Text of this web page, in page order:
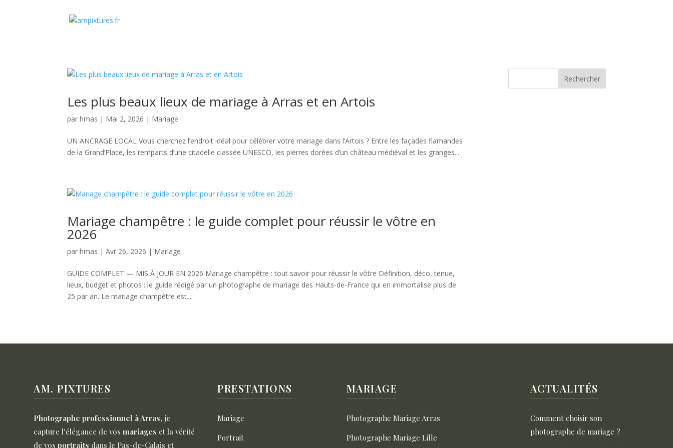
Espace client
Les plus beaux lieux de mariage à Arras et en Artois
parhmas | Mai 2, 2026 | Mariage
UN ANCRAGE LOCAL Vous cherchez l’endroit idéal pour célébrer votre mariage dans l’Artois ? Entre les façades flamandes
de la Grand’Place, les remparts d’une citadelle classée UNESCO, les pierres dorées d’un château médiéval et les granges...
Mariage champêtre : le guide complet pour réussir le vôtre en
2026
parhmas |Avr 26, 2026 | Mariage
GUIDE COMPLET — MIS À JOUR EN 2026 Mariage champêtre : tout savoir pour réussir le vôtre Définition, déco, tenue,
lieux, budget et photos : le guide rédigé par un photographe de mariage des Hauts-de-France qui en immortalise plus de
25 par an. Le mariage champêtre est...
Rechercher
AM. PIXTURES
Photographe professionnel à Arras, je
capture l'élégance de vosmariages et la vérité
de vosportraits dans le Pas-de-Calais et
PRESTATIONS
Mariage
Portrait
MARIAGE
Photographe Mariage Arras
Photographe Mariage Lille
ACTUALITÉS
Comment choisir son
photographe de mariage ?